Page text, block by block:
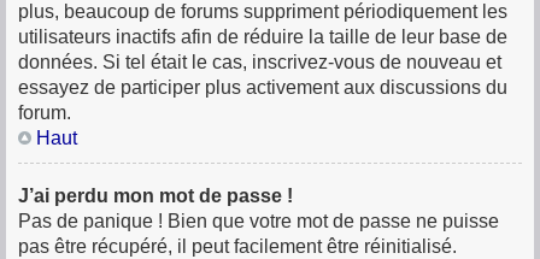
plus, beaucoup de forums suppriment périodiquement les
utilisateurs inactifs afin de réduire la taille de leur base de
données. Si tel était le cas, inscrivez-vous de nouveau et
essayez de participer plus activement aux discussions du
forum.
Haut
J’ai perdu mon mot de passe !
Pas de panique ! Bien que votre mot de passe ne puisse
pas être récupéré, il peut facilement être réinitialisé.